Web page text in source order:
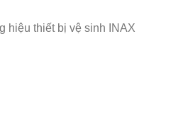
hiệu thiết bị vệ sinh INAX